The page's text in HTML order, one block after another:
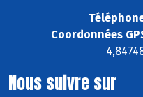
Coordonnées
Nous suivre sur